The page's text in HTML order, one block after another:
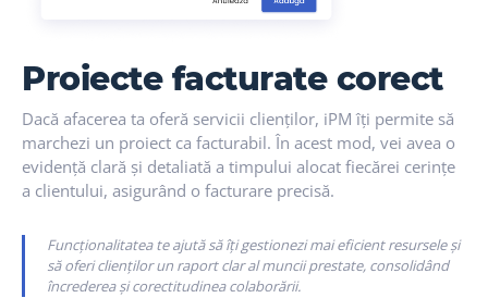
Proiecte facturate corect
Dacă afacerea ta oferă servicii clienților, iPM îți permite să
marchezi un proiect ca facturabil. În acest mod, vei avea o
evidență clară și detaliată a timpului alocat fiecărei cerințe
a clientului, asigurând o facturare precisă.
Funcționalitatea te ajută să îți gestionezi mai eficient resursele și
să oferi clienților un raport clar al muncii prestate, consolidând
încrederea și corectitudinea colaborării.